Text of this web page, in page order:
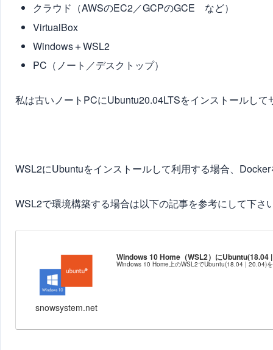
クラウド（AWSのEC2／GCPのGCE など）
VirtualBox
Windows＋WSL2
PC（ノート／デスクトップ）
私は古いノートPCにUbuntu20.04LTSをインストールし
WSL2にUbuntuをインストールして利用する場合、
WSL2で環境構築する場合は以下の記事を参考にして下さ
Windows 10 Home（WSL2）にUbuntu(18.04
Windows 10 Home上のWSL2でUbuntu(18.04 | 20.04)
snowsystem.net